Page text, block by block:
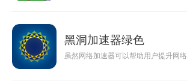
黑洞加速器绿色
虽然网络加速器可以帮助用户提升网